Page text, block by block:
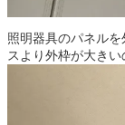
照明器具のパネル
スより外枠が大き